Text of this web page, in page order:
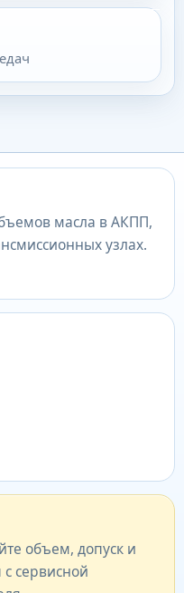
масла в АКПП,
узлах.
объем, допуск и
сервисной